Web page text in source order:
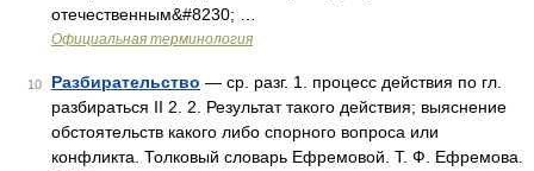
отечественным&#8230; …
Официальная терминология
10 Разбирательство — ср. разг. 1. процесс действия по гл.
разбираться II 2. 2. Результат такого действия; выяснение
обстоятельств какого либо спорного вопроса или
конфликта. Толковый словарь Ефремовой. Т. Ф. Ефремова.